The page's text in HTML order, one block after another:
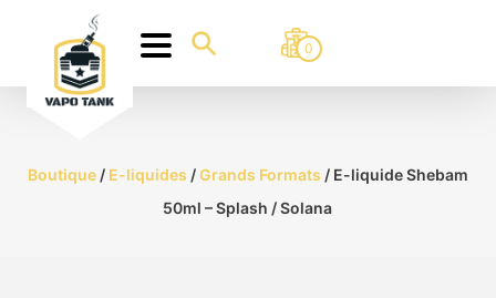
0
Boutique/ E-liquides /Grands Formats / E-liquide Shebam
50ml – Splash / Solana